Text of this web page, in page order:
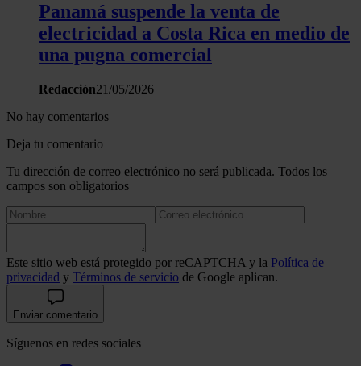
Panamá suspende la venta de
electricidad a Costa Rica en medio de
una pugna comercial
Redacción21/05/2026
No hay comentarios
Deja tu comentario
Tu dirección de correo electrónico no será publicada. Todos los
campos son obligatorios
Este sitio web está protegido por reCAPTCHA y la Política de
privacidad y Términos de servicio de Google aplican.
Enviar comentario
Síguenos en redes sociales